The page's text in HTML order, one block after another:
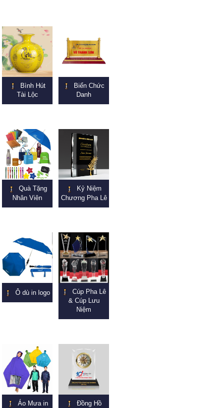
Bình Hút
Tài Lộc
Biển Chức
Danh
Quà Tặng
Nhân Viên
Kỷ Niệm
Chương Pha Lê
Ô dù in logo
Cúp Pha Lê
& Cúp Lưu
Niệm
Áo Mưa in
Đồng Hồ